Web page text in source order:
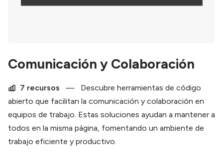
Comunicación y Colaboración
7 recursos —
Descubre herramientas de código
abierto que facilitan la comunicación y colaboración en
equipos de trabajo. Estas soluciones ayudan a mantener a
todos en la misma página, fomentando un ambiente de
trabajo eficiente y productivo.